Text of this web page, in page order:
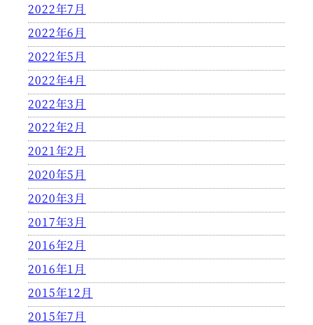
2022年7月
2022年6月
2022年5月
2022年4月
2022年3月
2022年2月
2021年2月
2020年5月
2020年3月
2017年3月
2016年2月
2016年1月
2015年12月
2015年7月